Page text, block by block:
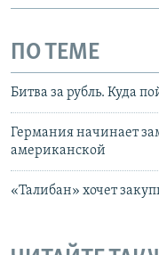
ПО ТЕМЕ
Битва за рубль. Куда
Германия начинает
американской
«Талибан» хочет